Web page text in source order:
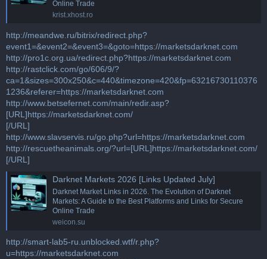
Online Trade
krist.xhost.ro
http://meandwe.ru/bitrix/redirect.php?
event1=&event2=&event3=&goto=https://marketsdarknet.com
http://pro1c.org.ua/redirect.php?https://marketsdarknet.com
http://rastclick.com/go/606/9/?
ca=1&sizes=300x250&c=440&timezone=420&fp=63216730110376
1236&referer=https://marketsdarknet.com
http://www.betsefernet.com/main/redir.asp?
[URL]https://marketsdarknet.com/
[/URL]
http://www.slavservis.ru/go.php?url=https://marketsdarknet.com
http://rescuetheanimals.org/?url=[URL]https://marketsdarknet.com/
[/URL]
Darknet Markets 2026 [Links Updated July]
Darknet Market Links in 2026. The Evolution of Darknet
Markets: A Guide to the Best Platforms and Links for Secure
Online Trade
weicon.su
http://smart-lab5-ru.unblocked.wtf/r.php?
u=https://marketsdarknet.com